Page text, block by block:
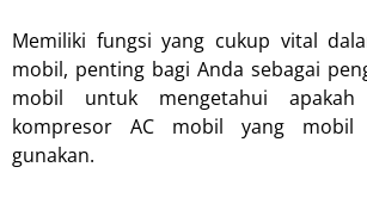
Memiliki fungsi yang cukup vital
mobil, penting bagi Anda sebagai
mobil untuk mengetahui apakah
kompresor AC mobil yang mobil
gunakan.